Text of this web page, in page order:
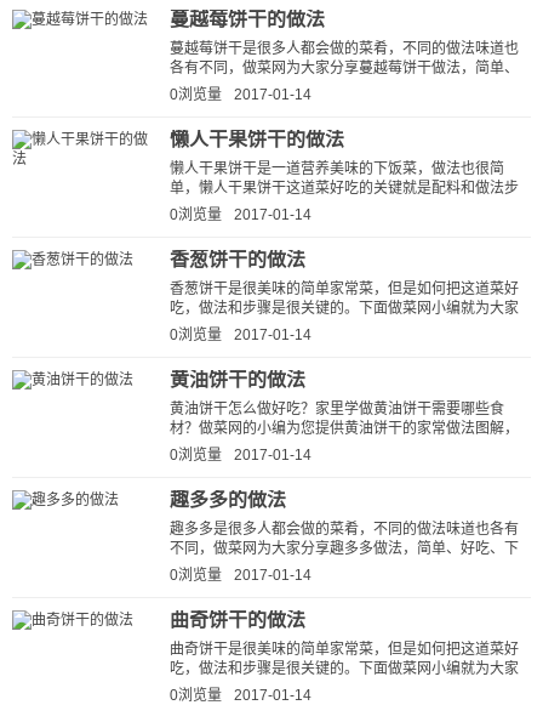
蔓越莓饼干的做法
蔓越莓饼干是很多人都会做的菜肴，不同的做法味道也
各有不同，做菜网为大家分享蔓越莓饼干做法，简单、
好吃、下饭。按这种方法做出的蔓...
0浏览量 2017-01-14
懒人干果饼干的做法
懒人干果饼干是一道营养美味的下饭菜，做法也很简
单，懒人干果饼干这道菜好吃的关键就是配料和做法步
骤，做菜网小编就为大家详细的介绍...
0浏览量 2017-01-14
香葱饼干的做法
香葱饼干是很美味的简单家常菜，但是如何把这道菜好
吃，做法和步骤是很关键的。下面做菜网小编就为大家
说说香葱饼干的做法步骤，看看香...
0浏览量 2017-01-14
黄油饼干的做法
黄油饼干怎么做好吃？家里学做黄油饼干需要哪些食
材？做菜网的小编为您提供黄油饼干的家常做法图解，
让厨房新手也能做出美味可口的黄油...
0浏览量 2017-01-14
趣多多的做法
趣多多是很多人都会做的菜肴，不同的做法味道也各有
不同，做菜网为大家分享趣多多做法，简单、好吃、下
饭。按这种方法做出的趣多多香甜...
0浏览量 2017-01-14
曲奇饼干的做法
曲奇饼干是很美味的简单家常菜，但是如何把这道菜好
吃，做法和步骤是很关键的。下面做菜网小编就为大家
说说曲奇饼干的做法步骤，看看曲...
0浏览量 2017-01-14